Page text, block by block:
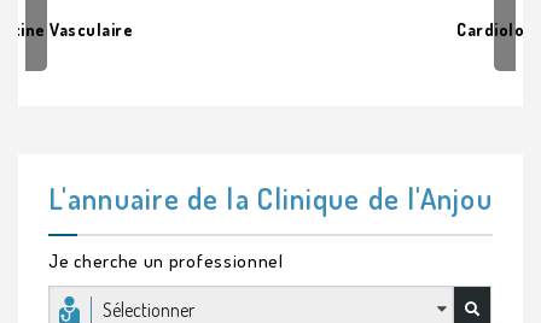
L'annuaire de la Clinique de l'Anjou
Je cherche un professionnel
Sélectionner